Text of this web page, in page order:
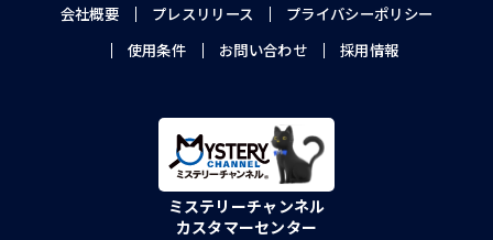
会社概要 プレスリリース
プライバシーポリシー
使用条件
お問い合わせ 採用情報
ミステリーチャンネル
カスタマーセンター